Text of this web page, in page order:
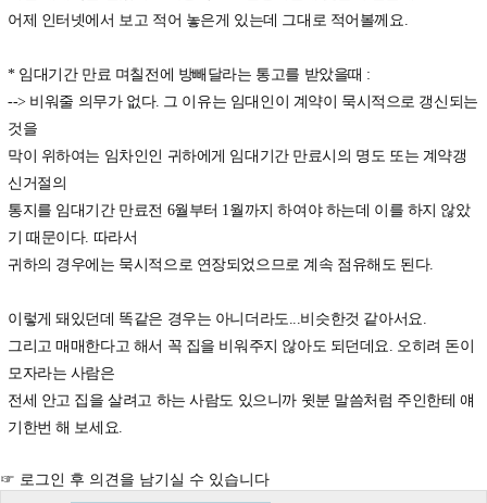
어제 인터넷에서 보고 적어 놓은게 있는데 그대로 적어볼께요.
* 임대기간 만료 며칠전에 방빼달라는 통고를 받았을때 :
--> 비워줄 의무가 없다. 그 이유는 임대인이 계약이 묵시적으로 갱신되는
것을
막이 위하여는 임차인인 귀하에게 임대기간 만료시의 명도 또는 계약갱
신거절의
통지를 임대기간 만료전 6월부터 1월까지 하여야 하는데 이를 하지 않았
기 때문이다. 따라서
귀하의 경우에는 묵시적으로 연장되었으므로 계속 점유해도 된다.
이렇게 돼있던데 똑같은 경우는 아니더라도...비슷한것 같아서요.
그리고 매매한다고 해서 꼭 집을 비워주지 않아도 되던데요. 오히려 돈이
모자라는 사람은
전세 안고 집을 살려고 하는 사람도 있으니까 윗분 말씀처럼 주인한테 얘
기한번 해 보세요.
☞ 로그인 후 의견을 남기실 수 있습니다